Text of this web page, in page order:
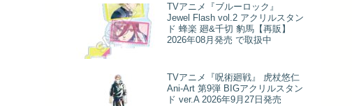
TVアニメ『ブルーロック』
Jewel Flash vol.2 アクリルスタン
ド 蜂楽 廻&千切 豹馬【再販】
2026年08月発売 で取扱中
TVアニメ『呪術廻戦』 虎杖悠仁
Ani-Art 第9弾 BIGアクリルスタン
ド ver.A 2026年9月27日発売